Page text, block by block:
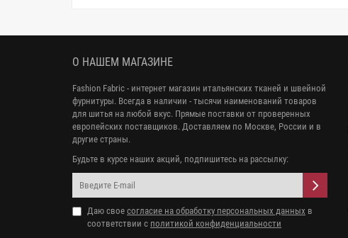
О НАШЕМ МАГАЗИНЕ
Fashion Fabric - интернет магазин итальянских тканей и швейной
фурнитуры. Всегда в наличии - тысячи наименований товаров
для шитья на любой вкус. Прямые поставки от проверенных
европейских поставщиков. Доставляем по Москве, России и в
другие страны.
Будьте в курсе наших акций, подпишитесь на рассылку:
Даю свое согласие на обработку персональных данных в
соответствии с политикой конфиденциальности